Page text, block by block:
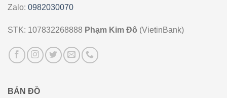
Zalo: 0982030070
STK: 107832268888 Phạm Kim Đô (VietinBank)
BẢN ĐỒ